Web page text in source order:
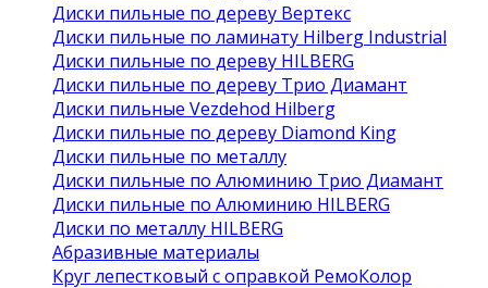
Диски пильные по дереву Вертекс
Диски пильные по ламинату Hilberg Industrial
Диски пильные по дереву HILBERG
Диски пильные по дереву Трио Диамант
Диски пильные Vezdehod Hilberg
Диски пильные по дереву Diamond King
Диски пильные по металлу
Диски пильные по Алюминию Трио Диамант
Диски пильные по Алюминию HILBERG
Диски по металлу HILBERG
Абразивные материалы
Круг лепестковый с оправкой РемоКолор